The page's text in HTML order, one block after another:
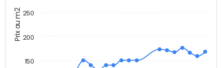
Prix au m2
150
200
250